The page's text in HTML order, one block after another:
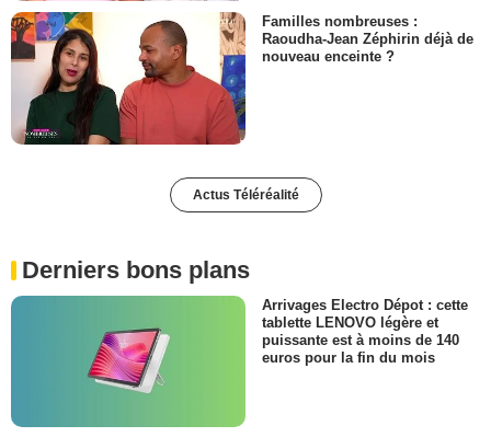
Familles nombreuses :
Raoudha-Jean Zéphirin déjà de
nouveau enceinte ?
Actus Téléréalité
Derniers bons plans
Arrivages Electro Dépot : cette
tablette LENOVO légère et
puissante est à moins de 140
euros pour la fin du mois